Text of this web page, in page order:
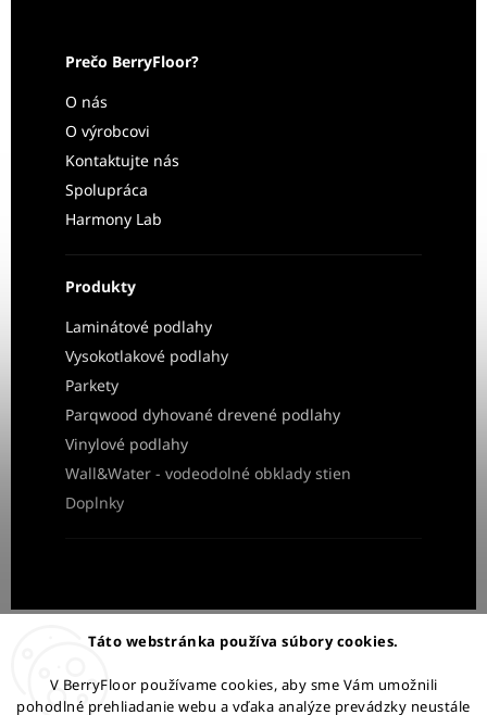
Táto webstránka používa súbory cookies.
V BerryFloor používame cookies, aby sme Vám umožnili
pohodlné prehliadanie webu a vďaka analýze prevádzky neustále
Prečo BerryFloor?
O nás
O výrobcovi
Kontaktujte nás
Spolupráca
Harmony Lab
Produkty
Laminátové podlahy
Vysokotlakové podlahy
Parkety
Parqwood dyhované drevené podlahy
Vinylové podlahy
Wall&Water - vodeodolné obklady stien
Doplnky
Obchodné podmienkyOchrana osobných údajov